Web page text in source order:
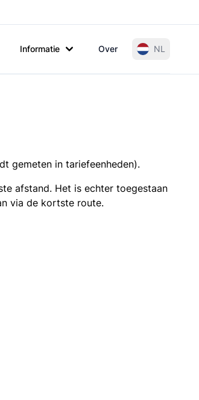
Informatie Over NL
gemeten in tariefeenheden).
afstand. Het is echter toegestaan
via de kortste route.